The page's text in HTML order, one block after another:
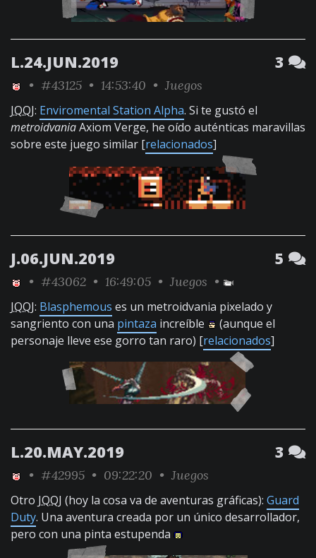
L.24.JUN.2019 3
• #43125 • 14:53:40 • Juegos
JQQJ: Enviromental Station Alpha. Si te gustó el
metroidvaniaAxiom Verge, he oído auténticas maravillas
sobre este juego similar [relacionados]
J.06.JUN.2019 5
• #43062 • 16:49:05 • Juegos •
JQQJ: Blasphemous es un metroidvania pixelado y
sangriento con una pintaza increíble
(aunque el
personaje lleve ese gorro tan raro) [relacionados]
L.20.MAY.2019 3
• #42995 • 09:22:20 • Juegos
Otro JQQJ (hoy la cosa va de aventuras gráficas): Guard
Duty. Una aventura creada por un único desarrollador,
pero con una pinta estupenda